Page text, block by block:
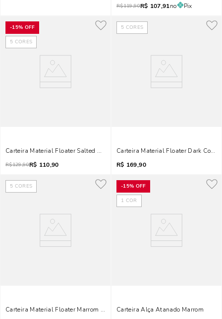
R$119,90R$ 107,91no Pix
-15% OFF
5 CORES
Carteira Material Floater Salted Caramel
R$129,90R$ 110,90
5 CORES
Carteira Material Floater Dark Cocoa
R$ 169,90
5 CORES
Carteira Material Floater Marrom Alça De Mão
-15% OFF
1 COR
Carteira Alça Atanado Marrom